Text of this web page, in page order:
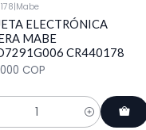
|Mabe
ELECTRÓNICA
MABE
CR440178
COP